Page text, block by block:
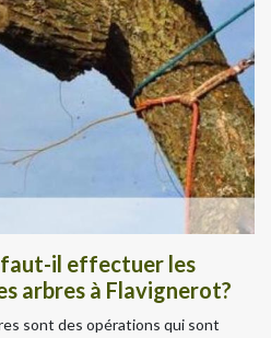
faut-il effectuer les
arbres à Flavignerot?
sont des opérations qui sont